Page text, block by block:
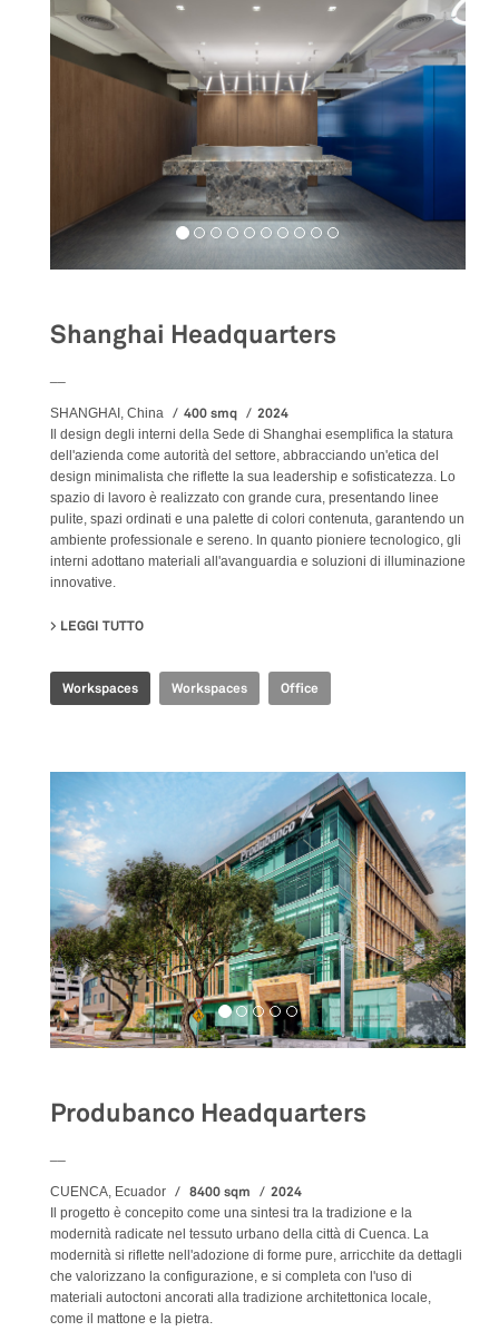
Shanghai Headquarters
SHANGHAI, China 400 smq 2024
Il design degli interni della Sede di Shanghai esemplifica la statura
dell'azienda come autorità del settore, abbracciando un'etica del
design minimalista che riflette la sua leadership e sofisticatezza. Lo
spazio di lavoro è realizzato con grande cura, presentando linee
pulite, spazi ordinati e una palette di colori contenuta, garantendo un
ambiente professionale e sereno. In quanto pioniere tecnologico, gli
interni adottano materiali all'avanguardia e soluzioni di illuminazione
innovative.
LEGGI TUTTO
Workspaces Workspaces Office
Produbanco Headquarters
CUENCA, Ecuador 8400 sqm 2024
Il progetto è concepito come una sintesi tra la tradizione e la
modernità radicate nel tessuto urbano della città di Cuenca. La
modernità si riflette nell'adozione di forme pure, arricchite da dettagli
che valorizzano la configurazione, e si completa con l'uso di
materiali autoctoni ancorati alla tradizione architettonica locale,
come il mattone e la pietra.